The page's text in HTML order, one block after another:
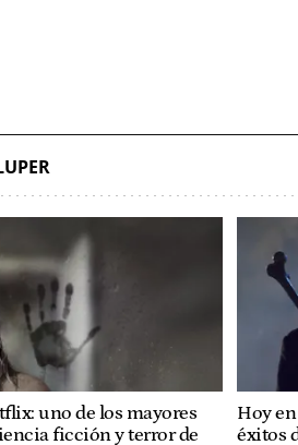
uno de los mayores
ficción y terror de
Hoy
éxitos